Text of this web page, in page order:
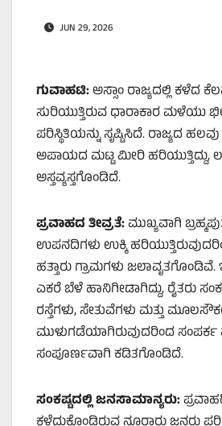
JUN 29, 2026
ಗುವಾಹಟಿ:ಅಸ್ಸಾಂ ರಾಜ್ಯದಲ್ಲಿ ಕಳೆದ
ಸುರಿಯುತ್ತಿರುವ ಧಾರಾಕಾರ ಮಳೆಯು
ಪರಿಸ್ಥಿತಿಯನ್ನು ಸೃಷ್ಟಿಸಿದೆ. ರಾಜ್ಯದ
ಅಪಾಯದ ಮಟ್ಟ ಮೀರಿ ಹರಿಯುತ್ತಿದ್ದು,
ಅಸ್ತವ್ಯಸ್ತಗೊಂಡಿದೆ.
ಪ್ರವಾಹದ ತೀವ್ರತೆ:ಮುಖ್ಯವಾಗಿ
ಉಪನದಿಗಳು ಉಕ್ಕಿ
ಹತ್ತಾರು ಗ್ರಾಮಗಳು
ಎಕರೆ ಬೆಳೆ ಹಾನಿಗೀಡಾಗಿದ್ದು, ರೈತರು
ರಸ್ತೆಗಳು, ಸೇತುವೆಗಳು ಮತ್ತು
ಮುಳುಗಡೆಯಾಗಿರುವುದರಿಂದ ಸಂಪರ್ಕ
ಸಂಪೂರ್ಣವಾಗಿ ಕಡಿತಗೊಂಡಿದೆ.
ಸಂಕಷ್ಟದಲ್ಲಿ ಜನಸಾಮಾನ್ಯರು: